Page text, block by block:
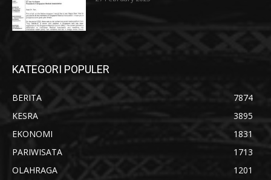
KATEGORI POPULER
BERITA
7874
KESRA
3895
EKONOMI
1831
PARIWISATA
1713
OLAHRAGA
1201